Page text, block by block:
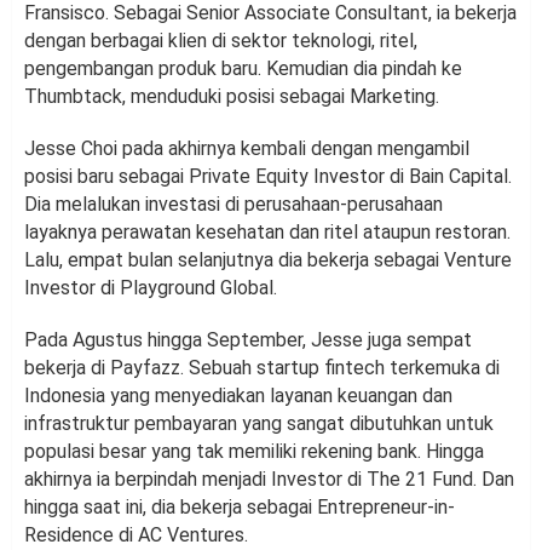
Fransisco. Sebagai Senior Associate Consultant, ia bekerja
dengan berbagai klien di sektor teknologi, ritel,
pengembangan produk baru. Kemudian dia pindah ke
Thumbtack, menduduki posisi sebagai Marketing.
Jesse Choi pada akhirnya kembali dengan mengambil
posisi baru sebagai Private Equity Investor di Bain Capital.
Dia melalukan investasi di perusahaan-perusahaan
layaknya perawatan kesehatan dan ritel ataupun restoran.
Lalu, empat bulan selanjutnya dia bekerja sebagai Venture
Investor di Playground Global.
Pada Agustus hingga September, Jesse juga sempat
bekerja di Payfazz. Sebuah startup fintech terkemuka di
Indonesia yang menyediakan layanan keuangan dan
infrastruktur pembayaran yang sangat dibutuhkan untuk
populasi besar yang tak memiliki rekening bank. Hingga
akhirnya ia berpindah menjadi Investor di The 21 Fund. Dan
hingga saat ini, dia bekerja sebagai Entrepreneur-in-
Residence di AC Ventures.